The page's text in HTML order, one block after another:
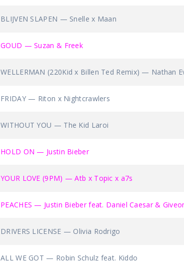
BLIJVEN SLAPEN — Snelle x Maan
GOUD — Suzan & Freek
WELLERMAN (220Kid x Billen Ted Remix) — Nathan
FRIDAY — Riton x Nightcrawlers
WITHOUT YOU — The Kid Laroi
HOLD ON — Justin Bieber
YOUR LOVE (9PM) — Atb x Topic x a7s
PEACHES — Justin Bieber feat. Daniel Caesar &
DRIVERS LICENSE — Olivia Rodrigo
ALL WE GOT — Robin Schulz feat. Kiddo